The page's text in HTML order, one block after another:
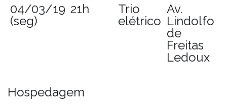
04/03/19
(seg)
21h
Trio
elétrico
Av.
Lindolfo
de
Freitas
Ledoux
Hospedagem